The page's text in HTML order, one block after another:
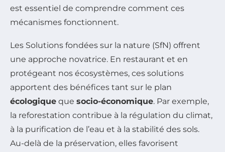
est essentiel de comprendre comment ces
mécanismes fonctionnent.
Les Solutions fondées sur la nature (SfN) offrent
une approche novatrice. En restaurant et en
protégeant nos écosystèmes, ces solutions
apportent des bénéfices tant sur le plan
écologique que socio-économique. Par exemple,
la reforestation contribue à la régulation du climat,
à la purification de l’eau et à la stabilité des sols.
Au-delà de la préservation, elles favorisent